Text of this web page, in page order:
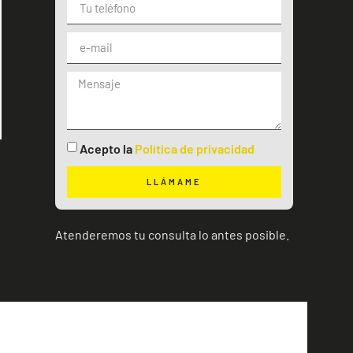
Acepto la Política de privacidad
LLÁMAME
Atenderemos tu consulta lo antes posible.